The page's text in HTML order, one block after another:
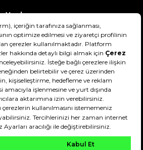
Yardım
Teslimat Bilgisi
Şartlar & Koşullar
Hakkımızda
2026. Tüm hakları saklıdır.